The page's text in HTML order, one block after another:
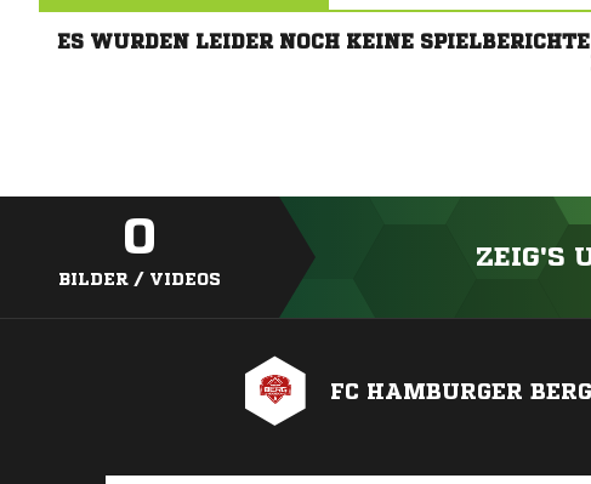
ES WURDEN LEIDER NOCH KEINE
0
BILDER / VIDEOS
ZEIG'S
FC HAMBURGER